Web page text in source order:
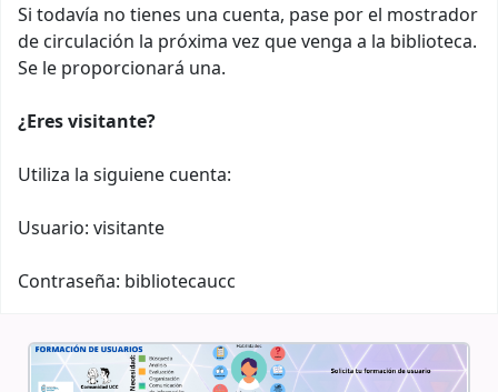
Si todavía no tienes una cuenta, pase por el mostrador
de circulación la próxima vez que venga a la biblioteca.
Se le proporcionará una.
¿Eres visitante?
Utiliza la siguiene cuenta:
Usuario: visitante
Contraseña: bibliotecaucc